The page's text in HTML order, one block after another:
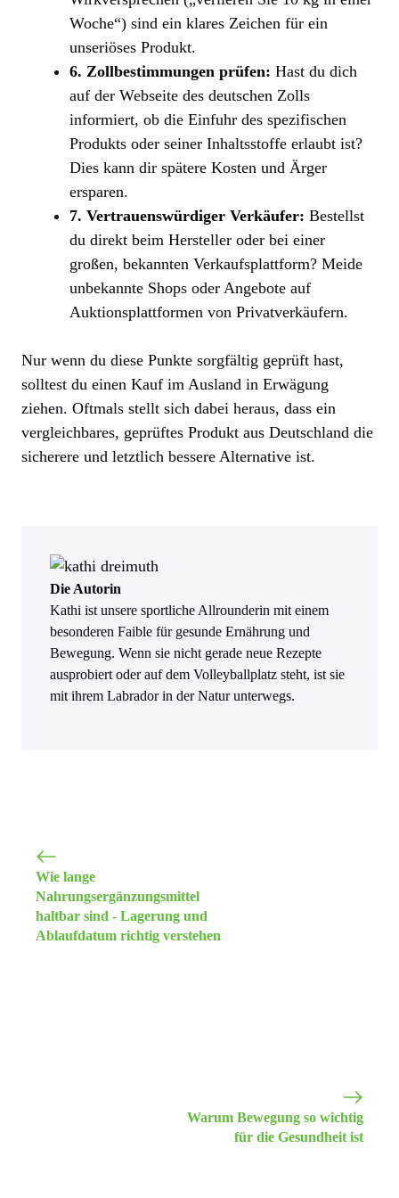
Woche“) sind ein klares Zeichen für ein
unseriöses Produkt.
6. Zollbestimmungen prüfen: Hast du dich
auf der Webseite des deutschen Zolls
informiert, ob die Einfuhr des spezifischen
Produkts oder seiner Inhaltsstoffe erlaubt ist?
Dies kann dir spätere Kosten und Ärger
ersparen.
7. Vertrauenswürdiger Verkäufer: Bestellst
du direkt beim Hersteller oder bei einer
großen, bekannten Verkaufsplattform? Meide
unbekannte Shops oder Angebote auf
Auktionsplattformen von Privatverkäufern.
Nur wenn du diese Punkte sorgfältig geprüft hast,
solltest du einen Kauf im Ausland in Erwägung
ziehen. Oftmals stellt sich dabei heraus, dass ein
vergleichbares, geprüftes Produkt aus Deutschland die
sicherere und letztlich bessere Alternative ist.
Die Autorin
Kathi ist unsere sportliche Allrounderin mit einem
besonderen Faible für gesunde Ernährung und
Bewegung. Wenn sie nicht gerade neue Rezepte
ausprobiert oder auf dem Volleyballplatz steht, ist sie
mit ihrem Labrador in der Natur unterwegs.
Wie lange
Nahrungsergänzungsmittel
haltbar sind - Lagerung und
Ablaufdatum richtig verstehen
Warum Bewegung so wichtig
für die Gesundheit ist